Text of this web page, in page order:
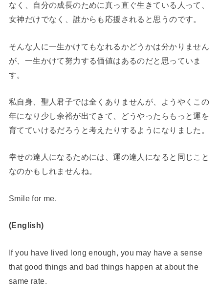
なく、自分の成長のために真っ直ぐ生きている人って、
女神だけでなく、誰からも応援されると思うのです。
そんな人に一生かけてもなれるかどうかは分かりません
が、一生かけて努力する価値はあるのだと思っていま
す。
私自身、聖人君子では全くありませんが、ようやくこの
年になり少し余裕が出てきて、どうやったらもっと運を
育てていけるだろうと考えたりするようになりました。
幸せの達人になるためには、運の達人になると同じこと
なのかもしれませんね。
Smile for me.
(English)
If you have lived long enough, you may have a sense
that good things and bad things happen at about the
same rate.